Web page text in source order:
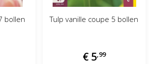
bollen Tulp vanille coupe 5 bollen
€ 5 99